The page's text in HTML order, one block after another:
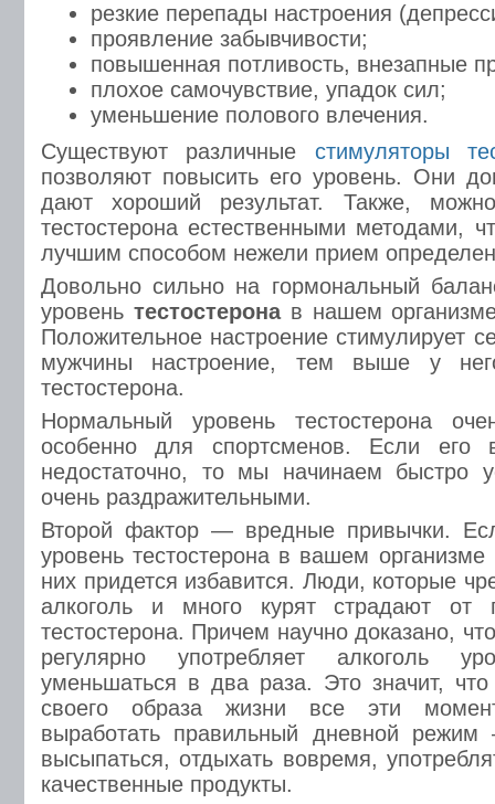
резкие перепады настроения
проявление забывчивости;
повышенная потливость, внезапные
плохое самочувствие, упадок сил;
уменьшение полового влечения.
Существуют различные стимуляторы
позволяют повысить его уровень. Они
дают хороший результат. Также,
тестостерона естественными методами,
лучшим способом нежели прием
Довольно сильно на гормональный
уровень тестостеронав нашем
Положительное настроение стимулирует
мужчины настроение, тем выше у
тестостерона.
Нормальный уровень тестостерона
особенно для спортсменов. Если его
недостаточно, то мы начинаем быстро
очень раздражительными.
Второй фактор — вредные привычки.
уровень тестостерона в вашем
них придется избавится. Люди, которые
алкоголь и много курят страдают от
тестостерона. Причем научно доказано,
регулярно употребляет алкоголь
уменьшаться в два раза. Это значит,
своего образа жизни все эти
выработать правильный дневной
высыпаться, отдыхать вовремя,
качественные продукты.